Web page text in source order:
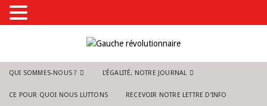
QUI SOMMES-NOUS ? L’ÉGALITÉ, NOTRE JOURNAL
CE POUR QUOI NOUS LUTTONS RECEVOIR NOTRE LETTRE D’INFO